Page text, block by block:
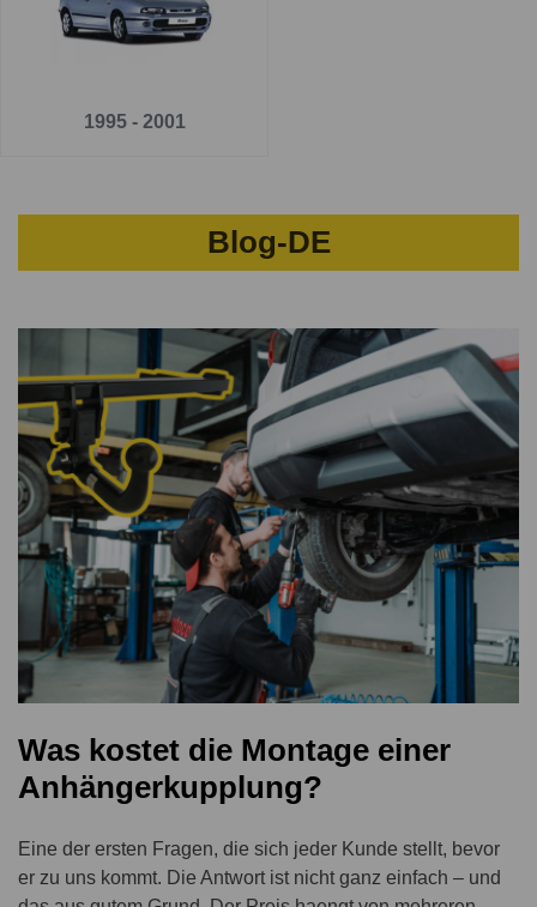
zuverlässige Anhängerkupplungen
tür. . Alle Anhängerkupplungen haben eine spezielle
1995 - 2001
Blog-DE
Was kostet die Montage einer
Anhängerkupplung?
Eine der ersten Fragen, die sich jeder Kunde stellt, bevor
er zu uns kommt. Die Antwort ist nicht ganz einfach – und